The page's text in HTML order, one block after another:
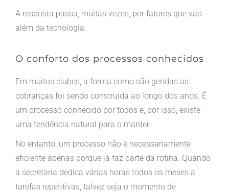
A resposta passa, muitas vezes, por fatores que vão
além da tecnologia.
O conforto dos processos conhecidos
Em muitos clubes, a forma como são geridas as
cobranças foi sendo construída ao longo dos anos. É
um processo conhecido por todos e, por isso, existe
uma tendência natural para o manter.
No entanto, um processo não é necessariamente
eficiente apenas porque já faz parte da rotina. Quando
a secretaria dedica várias horas todos os meses a
tarefas repetitivas, talvez seja o momento de